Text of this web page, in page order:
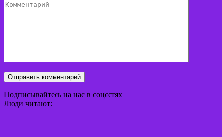
Подписывайтесь на нас в соцсетях
Люди читают: